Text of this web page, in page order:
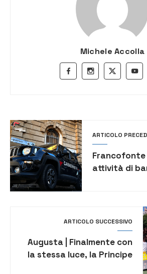
Michele Accolla
ARTICOLO
Francofonte
attività di
ARTICOLO SUCCESSIVO
Augusta | Finalmente con
la stessa luce, la Principe